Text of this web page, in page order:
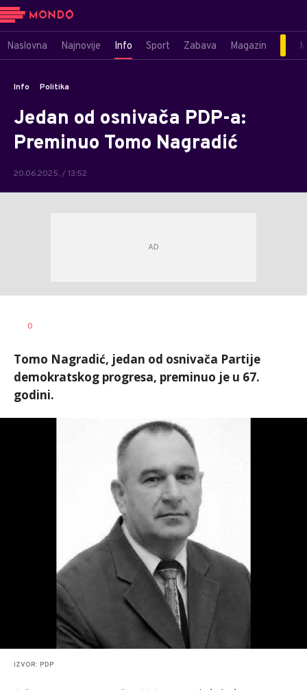
Naslovna Najnovije Info Sport Zabava Magazin
Info Politika
Jedan od osnivača PDP-a:
Preminuo Tomo Nagradić
20.06.2025. / 13:52
AUTOR
0
Tomo Nagradić, jedan od osnivača Partije
demokratskog progresa, preminuo je u 67.
godini.
IZVOR: PDP